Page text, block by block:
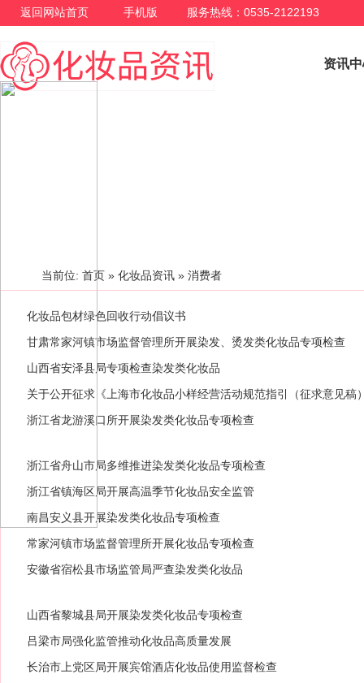
返回网站首页 手机版 服务热线：0535-2122193
资讯
当前位: 首页 » 化妆品资讯 » 消费者
化妆品包材绿色回收行动倡议书
甘肃常家河镇市场监督管理所开展染发、烫发类化妆品专项检查
山西省安泽县局专项检查染发类化妆品
关于公开征求《上海市化妆品小样经营活动规范指引（征求意见稿
浙江省龙游溪口所开展染发类化妆品专项检查
浙江省舟山市局多维推进染发类化妆品专项检查
浙江省镇海区局开展高温季节化妆品安全监管
南昌安义县开展染发类化妆品专项检查
常家河镇市场监督管理所开展化妆品专项检查
安徽省宿松县市场监管局严查染发类化妆品
山西省黎城县局开展染发类化妆品专项检查
吕梁市局强化监管推动化妆品高质量发展
长治市上党区局开展宾馆酒店化妆品使用监督检查